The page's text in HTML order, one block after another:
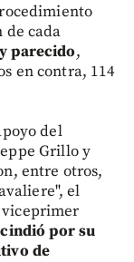
cada
parecido,
en contra, 114
del
Grillo y
entre otros,
el
viceprimer
por su
de